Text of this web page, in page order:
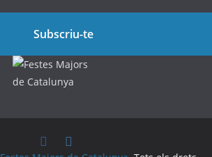
Subscriu-te